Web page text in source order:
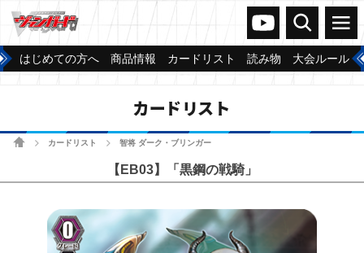
ヴァンガードch
検索 メニュー
はじめての方へ 商品情報 カードリスト 読み物 大会ルール
カードリスト
ホームカードリスト 智将 ダーク・ブリンガー
【EB03】「黒鋼の戦騎」